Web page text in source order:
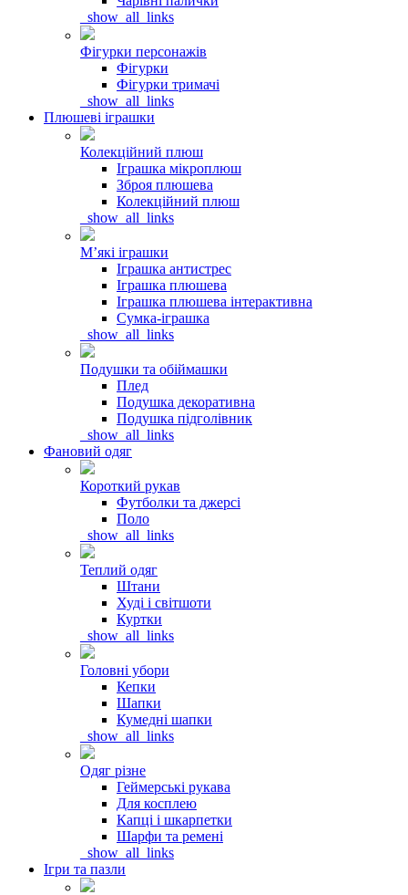
_show_all_links
Фігурки персонажів
Фігурки
Фігурки тримачі
_show_all_links
Плюшеві іграшки
Колекційний плюш
Іграшка мікроплюш
Зброя плюшева
Колекційний плюш
_show_all_links
Мʼякі іграшки
Іграшка антистрес
Іграшка плюшева
Іграшка плюшева інтерактивна
Сумка-іграшка
_show_all_links
Подушки та обіймашки
Плед
Подушка декоративна
Подушка підголівник
_show_all_links
Фановий одяг
Короткий рукав
Футболки та джерсі
Поло
_show_all_links
Теплий одяг
Штани
Худі і світшоти
Куртки
_show_all_links
Головні убори
Кепки
Шапки
Кумедні шапки
_show_all_links
Одяг різне
Геймерські рукава
Для косплею
Капці і шкарпетки
Шарфи та ремені
_show_all_links
Ігри та пазли